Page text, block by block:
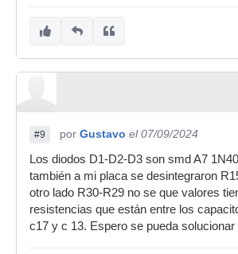
#9 por Gustavo el 07/09/2024
Los diodos D1-D2-D3 son smd A7
también a mi placa se desintegraron
otro lado R30-R29 no se que valores
resistencias que están entre los
c17 y c 13. Espero se pueda solucionar